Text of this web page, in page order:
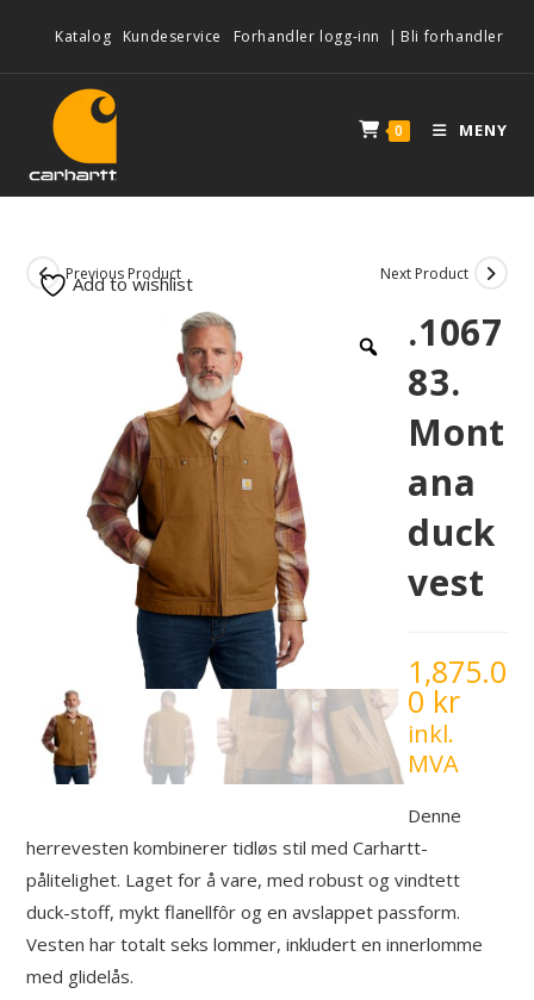
Katalog Kundeservice Forhandler logg-inn | Bli forhandler
0 MENY
Previous Product Next Product
.1067
83.
Mont
ana
duck
vest
1,875.0
0 kr
inkl.
MVA
Denne
herrevesten kombinerer tidløs stil med Carhartt-
pålitelighet. Laget for å vare, med robust og vindtett
duck-stoff, mykt flanellfôr og en avslappet passform.
Vesten har totalt seks lommer, inkludert en innerlomme
med glidelås.
Add to wishlist